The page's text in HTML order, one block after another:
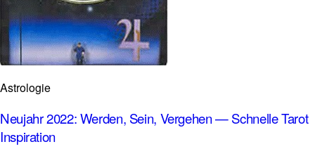
Astrologie
Neujahr 2022: Werden, Sein, Vergehen — Schnelle Tarot
Inspiration